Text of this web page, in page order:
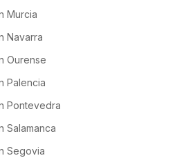
Murcia
Navarra
Ourense
Palencia
Pontevedra
Salamanca
Segovia